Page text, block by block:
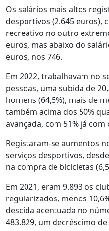
Os salários mais altos
desportivos (2.645 euros),
recreativo no outro
euros, mas abaixo do
euros, nos 746.
Em 2022, trabalhavam no
pessoas, uma subida de
homens (64,5%), mais de
também acima dos 50%
avançada, com 51% já
Registaram-se aumentos
serviços desportivos,
na compra de bicicletas
Em 2021, eram 9.893 os
regularizados, menos
descida acentuada no
483.829, um decréscimo de